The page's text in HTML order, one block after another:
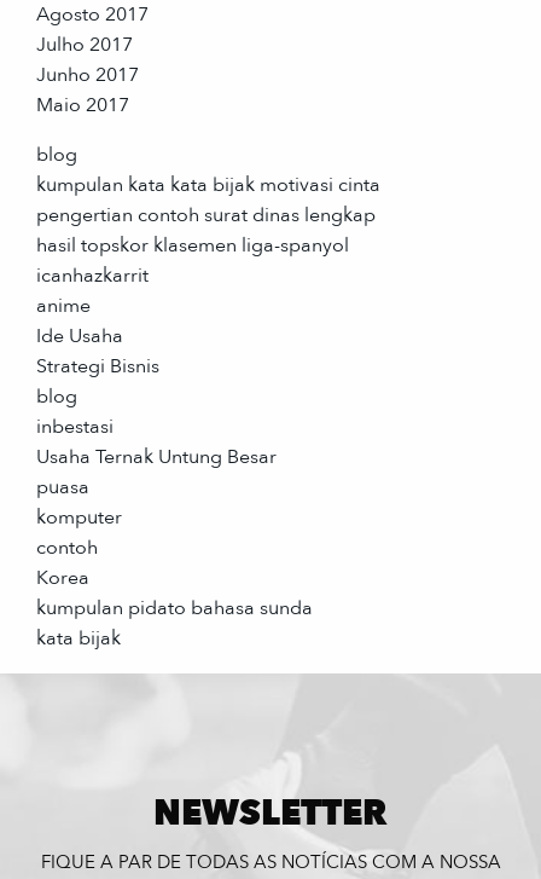
Agosto 2017
Julho 2017
Junho 2017
Maio 2017
blog
kumpulan kata kata bijak motivasi cinta
pengertian contoh surat dinas lengkap
hasil topskor klasemen liga-spanyol
icanhazkarrit
anime
Ide Usaha
Strategi Bisnis
blog
inbestasi
Usaha Ternak Untung Besar
puasa
komputer
contoh
Korea
kumpulan pidato bahasa sunda
kata bijak
NEWSLETTER
FIQUE A PAR DE TODAS AS NOTÍCIAS COM A NOSSA